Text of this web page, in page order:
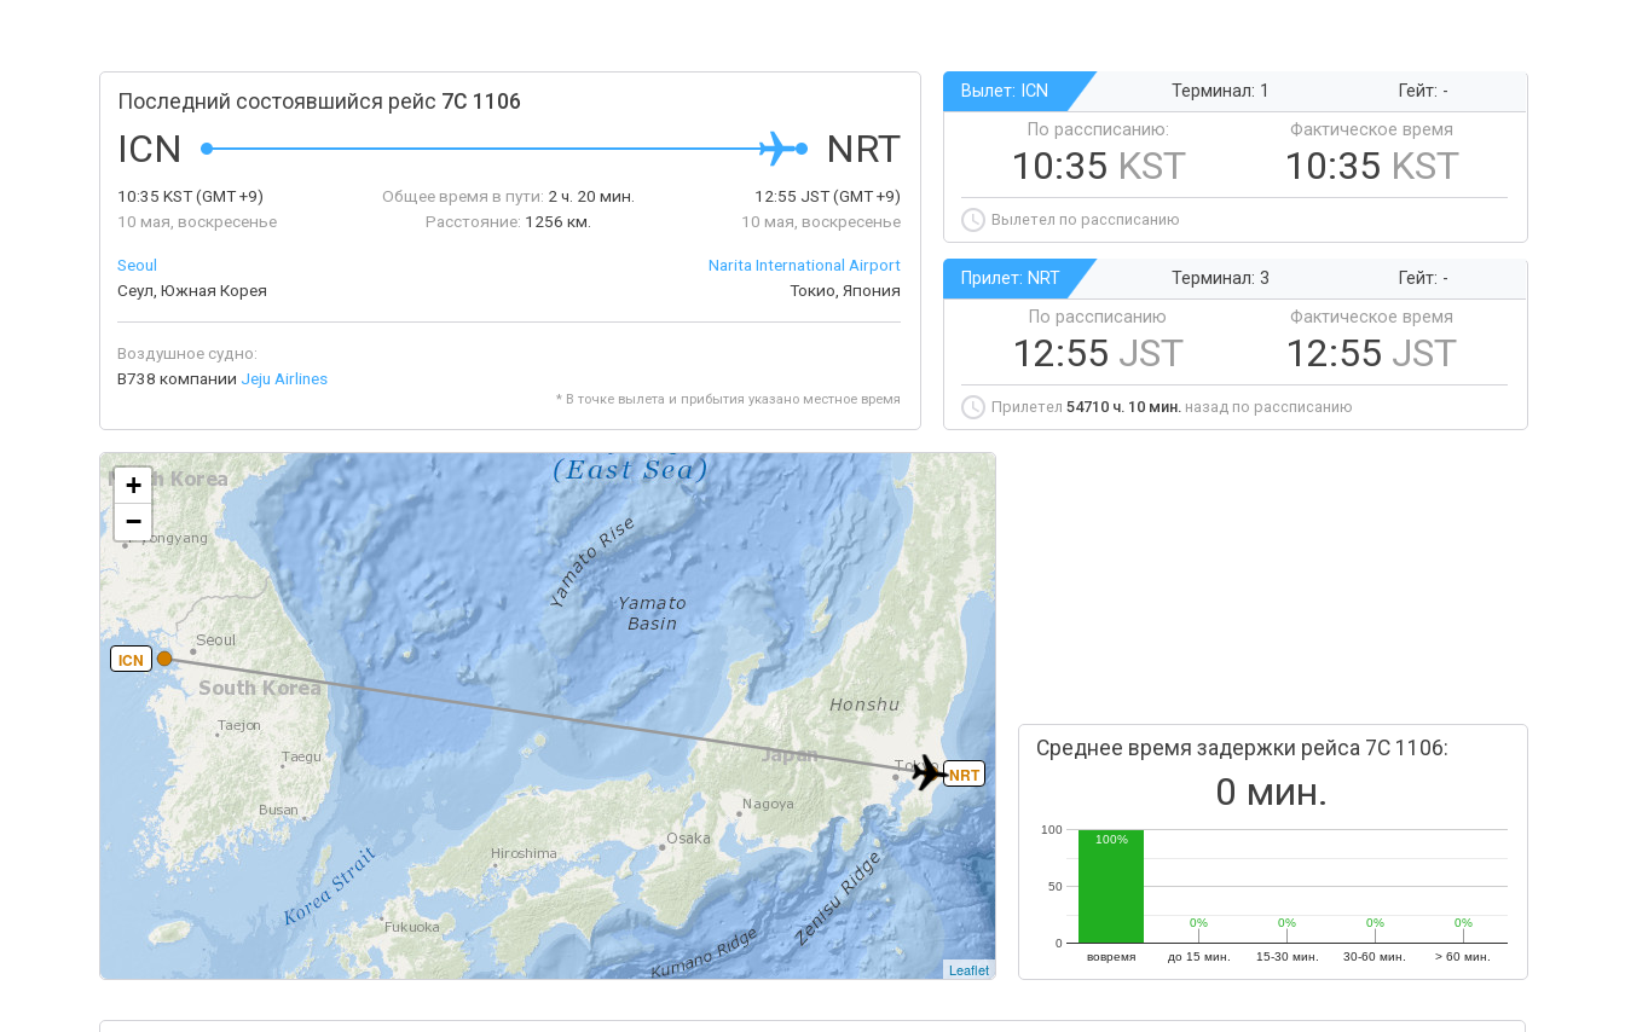
Последний состоявшийся рейс 7C 1106
ICN NRT
10:35 KST(GMT +9)
10 мая, воскресенье
Общее время в пути: 2 ч. 20 мин.
Расстояние: 1256 км.
12:55 JST(GMT +9)
10 мая, воскресенье
Seoul
Сеул, Южная Корея
Narita International Airport
Токио, Япония
Воздушное судно:
B738 компании Jeju Airlines
* В точке вылета и прибытия указано местное время
Вылет: ICN Терминал: 1
Гейт: -
По рассписанию:
10:35 KST
Фактическое время
10:35 KST
Вылетел по рассписанию
Прилет: NRT Терминал: 3
Гейт: -
По рассписанию
12:55 JST
Фактическое время
12:55 JST
Прилетел 54710 ч. 10 мин. назад по рассписанию
ICN
NRT
+
−
Leaflet
Среднее время задержки рейса 7C 1106:
0 мин.
вовремя до 15 мин. 15-30 мин. 30-60 мин. > 60 мин.
0
50
100
100%
0%
0% 0%
0% 0%
0% 0%
0%